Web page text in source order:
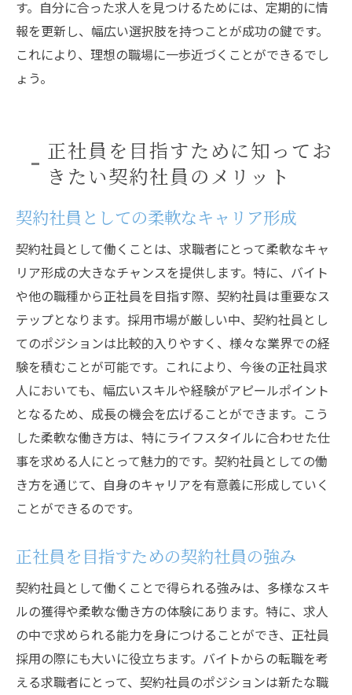
す。自分に合った求人を見つけるためには、定期的に情
報を更新し、幅広い選択肢を持つことが成功の鍵です。
これにより、理想の職場に一歩近づくことができるでし
ょう。
正社員を目指すために知ってお
きたい契約社員のメリット
契約社員としての柔軟なキャリア形成
契約社員として働くことは、求職者にとって柔軟なキャ
リア形成の大きなチャンスを提供します。特に、バイト
や他の職種から正社員を目指す際、契約社員は重要なス
テップとなります。採用市場が厳しい中、契約社員とし
てのポジションは比較的入りやすく、様々な業界での経
験を積むことが可能です。これにより、今後の正社員求
人においても、幅広いスキルや経験がアピールポイント
となるため、成長の機会を広げることができます。こう
した柔軟な働き方は、特にライフスタイルに合わせた仕
事を求める人にとって魅力的です。契約社員としての働
き方を通じて、自身のキャリアを有意義に形成していく
ことができるのです。
正社員を目指すための契約社員の強み
契約社員として働くことで得られる強みは、多様なスキ
ルの獲得や柔軟な働き方の体験にあります。特に、求人
の中で求められる能力を身につけることができ、正社員
採用の際にも大いに役立ちます。バイトからの転職を考
える求職者にとって、契約社員のポジションは新たな職